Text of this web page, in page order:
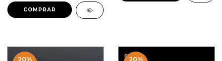
20%
20%